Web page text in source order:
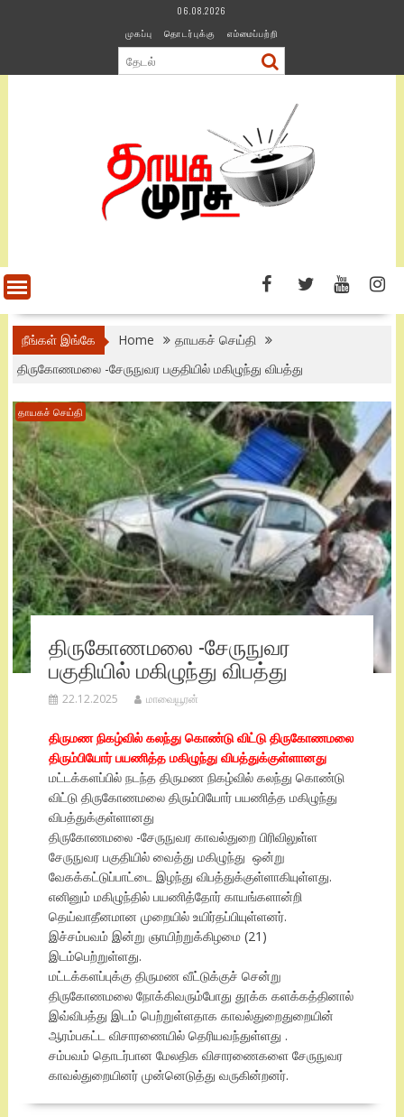
06.08.2026
முகப்பு
தொடர்புக்கு எம்மைப்பற்றி
நீங்கள் இங்கே Home
தாயகச் செய்தி
திருகோணமலை -சேருநுவர பகுதியில் மகிழுந்து விபத்து
தாயகச் செய்தி
திருகோணமலை -சேருநுவர
பகுதியில் மகிழுந்து விபத்து
22.12.2025 மாவையூரன்
திருமண நிகழ்வில் கலந்து கொண்டு விட்டு திருகோணமலை
திரும்பியோர் பயணித்த மகிழுந்து விபத்துக்குள்ளானது
மட்டக்களப்பில் நடந்த திருமண நிகழ்வில் கலந்து கொண்டு
விட்டு திருகோணமலை திரும்பியோர் பயணித்த மகிழுந்து
விபத்துக்குள்ளானது
திருகோணமலை -சேருநுவர காவல்துறை பிரிவிலுள்ள
சேருநுவர பகுதியில் வைத்து மகிழுந்து ஒன்று
வேகக்கட்டுப்பாட்டை இழந்து விபத்துக்குள்ளாகியுள்ளது.
எனினும் மகிழுந்தில் பயணித்தோர் காயங்களான்றி
தெய்வாதீனமான முறையில் உயிர்தப்பியுள்ளனர்.
இச்சம்பவம் இன்று ஞாயிற்றுக்கிழமை (21)
இடம்பெற்றுள்ளது.
மட்டக்களப்புக்கு திருமண வீட்டுக்குச் சென்று
திருகோணமலை நோக்கிவரும்போது தூக்க களக்கத்தினால்
இவ்விபத்து இடம் பெற்றுள்ளதாக காவல்துறைதுறையின்
ஆரம்பகட்ட விசாரணையில் தெரியவந்துள்ளது .
சம்பவம் தொடர்பான மேலதிக விசாரணைகளை சேருநுவர
காவல்துறையினர் முன்னெடுத்து வருகின்றனர்.